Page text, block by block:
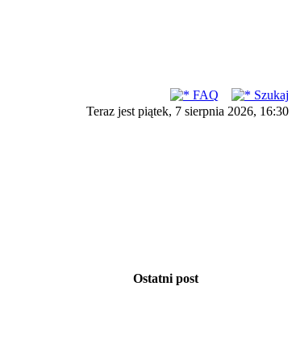
FAQ
Szukaj
Teraz jest piątek, 7 sierpnia 2026, 16:30
Ostatni post